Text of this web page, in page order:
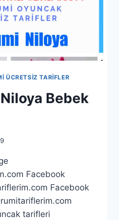
ÜCRETSIZ TARIFLER
Bebek
Facebook
Facebook
tarifleri